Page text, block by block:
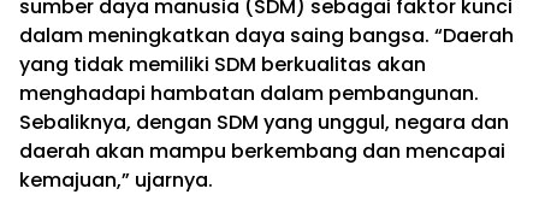
sumber daya manusia (SDM) sebagai faktor kunci
dalam meningkatkan daya saing bangsa. “Daerah
yang tidak memiliki SDM berkualitas akan
menghadapi hambatan dalam pembangunan.
Sebaliknya, dengan SDM yang unggul, negara dan
daerah akan mampu berkembang dan mencapai
kemajuan,” ujarnya.